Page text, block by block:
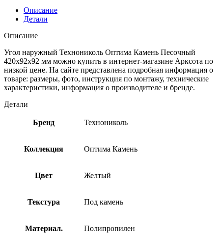
Описание
Детали
Описание
Угол наружный Технониколь Оптима Камень Песочный
420х92х92 мм можно купить в интернет-магазине Арксота по
низкой цене. На сайте представлена подробная информация о
товаре: размеры, фото, инструкция по монтажу, технические
характеристики, информация о производителе и бренде.
Детали
Бренд Технониколь
Коллекция Оптима Камень
Цвет Желтый
Текстура Под камень
Материал. Полипропилен